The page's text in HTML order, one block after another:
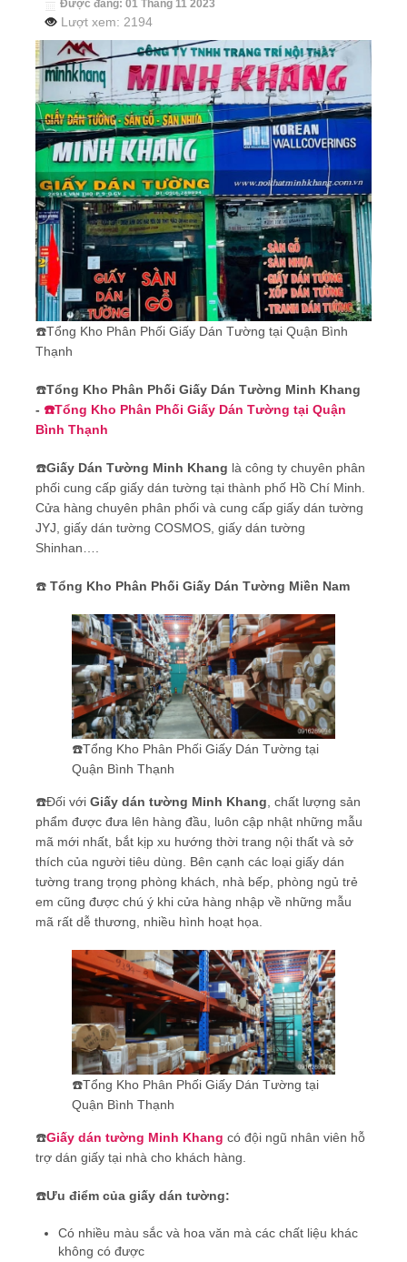
Được đăng: 01 Tháng 11 2023
Lượt xem: 2194
☎️Tổng Kho Phân Phối Giấy Dán Tường tại Quận Bình
Thạnh
☎️Tổng Kho Phân Phối Giấy Dán Tường Minh Khang
- ☎️Tổng Kho Phân Phối Giấy Dán Tường tại Quận
Bình Thạnh
☎️Giấy Dán Tường Minh Khang là công ty chuyên phân
phối cung cấp giấy dán tường tại thành phố Hồ Chí Minh.
Cửa hàng chuyên phân phối và cung cấp giấy dán tường
JYJ, giấy dán tường COSMOS, giấy dán tường
Shinhan….
☎️ Tổng Kho Phân Phối Giấy Dán Tường Miền Nam
☎️Tổng Kho Phân Phối Giấy Dán Tường tại
Quận Bình Thạnh
☎️Đối với Giấy dán tường Minh Khang , chất lượng sản
phẩm được đưa lên hàng đầu, luôn cập nhật những mẫu
mã mới nhất, bắt kịp xu hướng thời trang nội thất và sở
thích của người tiêu dùng. Bên cạnh các loại giấy dán
tường trang trọng phòng khách, nhà bếp, phòng ngủ trẻ
em cũng được chú ý khi cửa hàng nhập về những mẫu
mã rất dễ thương, nhiều hình hoạt họa.
☎️Tổng Kho Phân Phối Giấy Dán Tường tại
Quận Bình Thạnh
☎️Giấy dán tường Minh Khang có đội ngũ nhân viên hỗ
trợ dán giấy tại nhà cho khách hàng.
☎️Ưu điểm của giấy dán tường:
Có nhiều màu sắc và hoa văn mà các chất liệu khác
không có được